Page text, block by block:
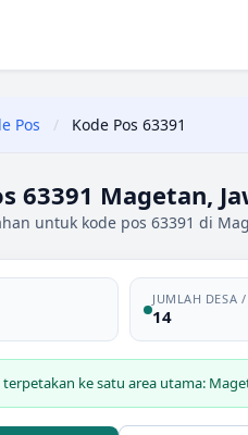
Pos / Kode Pos 63391
63391 Magetan,
untuk kode pos 63391 di
JUMLAH DESA
14
terpetakan ke satu area utama: